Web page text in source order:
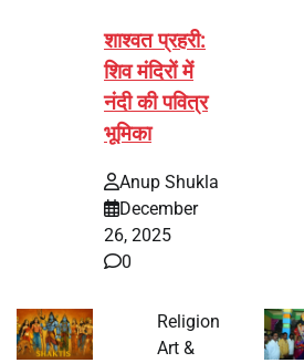
शाश्वत प्रहरी:
शिव मंदिरों में
नंदी की पवित्र
भूमिका
Anup Shukla
December
26, 2025
0
Religion
Art &